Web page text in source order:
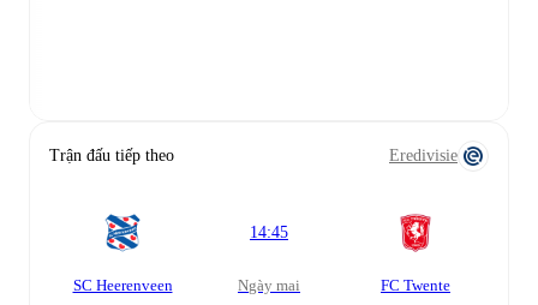
Trận đấu tiếp theo Eredivisie
SC Heerenveen
14:45
Ngày mai FC Twente